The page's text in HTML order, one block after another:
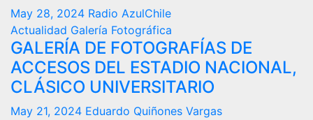
May 28, 2024 Radio AzulChile
Actualidad Galería Fotográfica
GALERÍA DE FOTOGRAFÍAS DE
ACCESOS DEL ESTADIO NACIONAL,
CLÁSICO UNIVERSITARIO
May 21, 2024 Eduardo Quiñones Vargas